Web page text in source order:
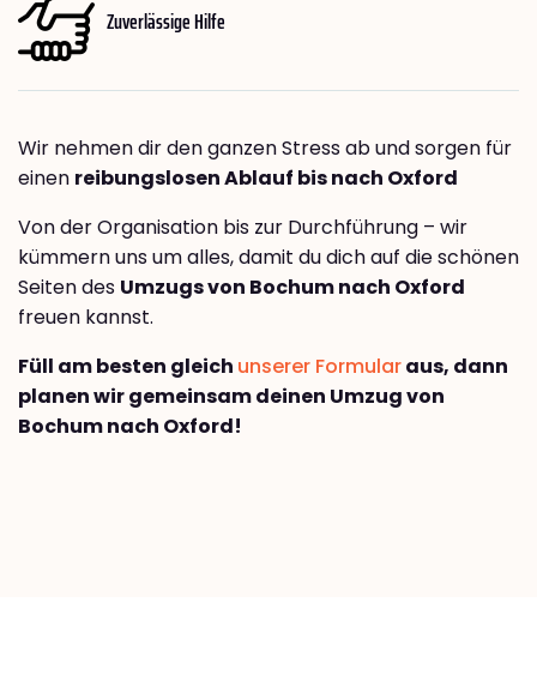
Zuverlässige Hilfe
Wir nehmen dir den ganzen Stress ab und sorgen für
einen reibungslosen Ablauf bis nach Oxford
Von der Organisation bis zur Durchführung – wir
kümmern uns um alles, damit du dich auf die schönen
Seiten des Umzugs von Bochum nach Oxford
freuen kannst.
Füll am besten gleich unserer Formularaus, dann
planen wir gemeinsam deinen Umzug von
Bochum nach Oxford!